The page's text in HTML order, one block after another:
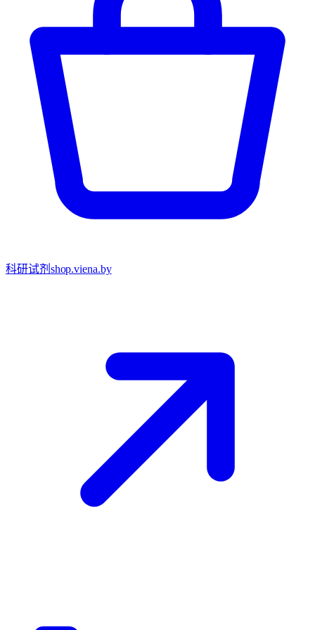
科研试剂 shop.viena.by